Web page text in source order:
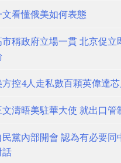
文看懂俄美如何表態
市稱政府立場一貫 北京促立
方控4人走私數百顆英偉達
文濤晤美駐華大使 就出口管
民黨內部開會 認為有必要同
話